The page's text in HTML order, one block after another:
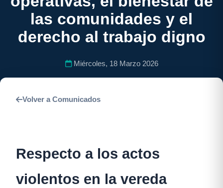
las comunidades y el
derecho al trabajo digno
Miércoles, 18 Marzo 2026
Volver a Comunicados
Respecto a los actos
violentos en la vereda